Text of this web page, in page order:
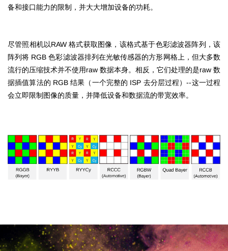
备和接口能力的限制，并大大增加设备的功耗。
尽管照相机以RAW 格式获取图像，该格式基于色彩滤波器阵列，该
阵列将 RGB 色彩滤波器排列在光敏传感器的方形网格上，但大多数
流行的压缩技术并不使用raw 数据本身。相反，它们处理的是raw 数
据插值算法的 RGB 结果（一个完整的 ISP 去分层过程）--这一过程
会立即限制图像的质量，并降低设备和数据流的带宽效率。